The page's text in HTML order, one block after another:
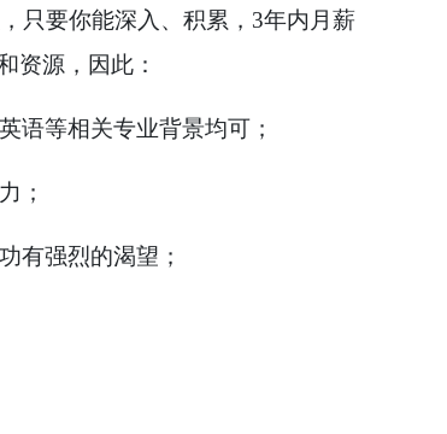
只要你能深入、积累， 3年内月薪
资源，因此：
语等相关专业背景均可；
；
有强烈的渴望；